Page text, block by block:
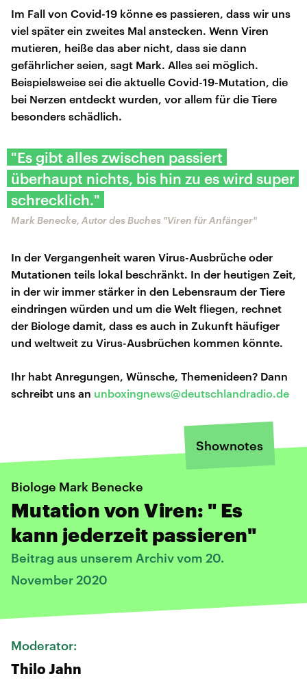
Im Fall von Covid-19 könne es passieren, dass wir uns
viel später ein zweites Mal anstecken. Wenn Viren
mutieren, heiße das aber nicht, dass sie dann
gefährlicher seien, sagt Mark. Alles sei möglich.
Beispielsweise sei die aktuelle Covid-19-Mutation, die
bei Nerzen entdeckt wurden, vor allem für die Tiere
besonders schädlich.
"Es gibt alles zwischen passiert
überhaupt nichts, bis hin zu es wird super
schrecklich."
Mark Benecke, Autor des Buches "Viren für Anfänger"
In der Vergangenheit waren Virus-Ausbrüche oder
Mutationen teils lokal beschränkt. In der heutigen Zeit,
in der wir immer stärker in den Lebensraum der Tiere
eindringen würden und um die Welt fliegen, rechnet
der Biologe damit, dass es auch in Zukunft häufiger
und weltweit zu Virus-Ausbrüchen kommen könnte.
Ihr habt Anregungen, Wünsche, Themenideen? Dann
schreibt uns an unboxingnews@deutschlandradio.de
Shownotes
Biologe Mark Benecke
Mutation von Viren: " Es
kann jederzeit passieren"
Beitrag aus unserem Archiv vom 20.
November 2020
Moderator:
Thilo Jahn